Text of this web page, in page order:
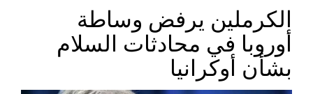
الكرملين يرفض وساطة
أوروبا في محادثات السلام
بشأن أوكرانيا